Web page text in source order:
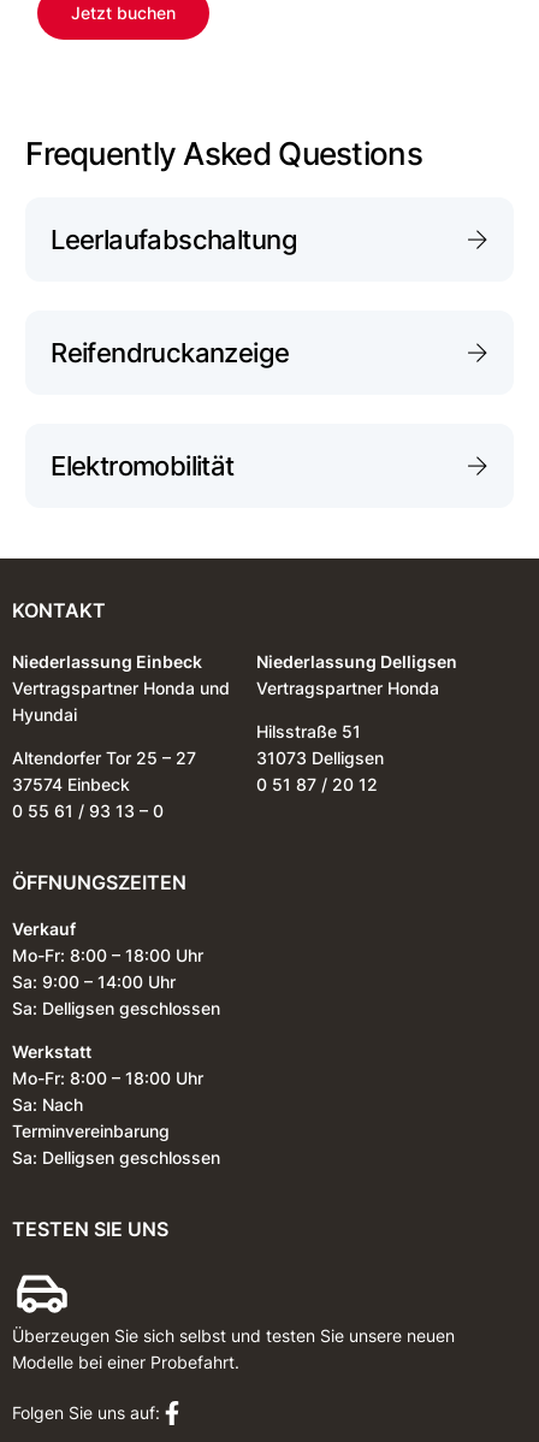
Jetzt buchen
Frequently Asked Questions
Leerlaufabschaltung
Reifendruckanzeige
Elektromobilität
KONTAKT
Niederlassung Einbeck
Vertragspartner Honda und
Hyundai
Altendorfer Tor 25 – 27
37574 Einbeck
0 55 61 / 93 13 – 0
Niederlassung Delligsen
Vertragspartner Honda
Hilsstraße 51
31073 Delligsen
0 51 87 / 20 12
ÖFFNUNGSZEITEN
Verkauf
Mo-Fr: 8:00 – 18:00 Uhr
Sa: 9:00 – 14:00 Uhr
Sa: Delligsen geschlossen
Werkstatt
Mo-Fr: 8:00 – 18:00 Uhr
Sa: Nach
Terminvereinbarung
Sa: Delligsen geschlossen
TESTEN SIE UNS
Überzeugen Sie sich selbst und testen Sie unsere neuen
Modelle bei einer Probefahrt.
Folgen Sie uns auf: